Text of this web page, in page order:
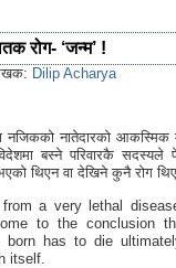
रोग- ‘जन्म’ !
Dilip Acharya
नजिकको नातेदारको आकस्मिक
बस्ने परिवारकै
भएको थिएन वा देखिने कुनै
from a very lethal
to the conclusion
born has to die
itself.